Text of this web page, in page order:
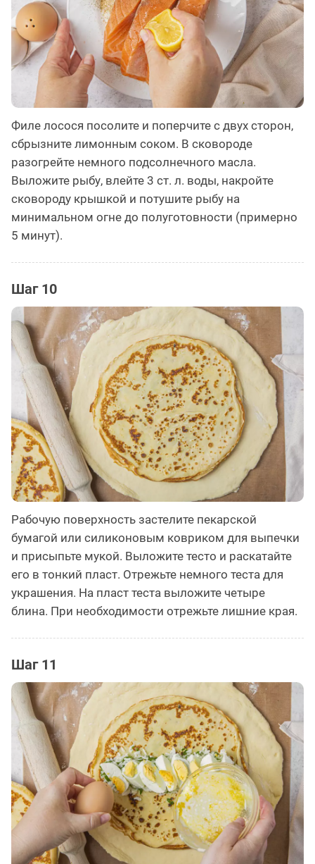
Филе лосося посолите и поперчите с двух сторон,
сбрызните лимонным соком. В сковороде
разогрейте немного подсолнечного масла.
Выложите рыбу, влейте 3 ст. л. воды, накройте
сковороду крышкой и потушите рыбу на
минимальном огне до полуготовности (примерно
5 минут).
Шаг 10
Рабочую поверхность застелите пекарской
бумагой или силиконовым ковриком для выпечки
и присыпьте мукой. Выложите тесто и раскатайте
его в тонкий пласт. Отрежьте немного теста для
украшения. На пласт теста выложите четыре
блина. При необходимости отрежьте лишние края.
Шаг 11